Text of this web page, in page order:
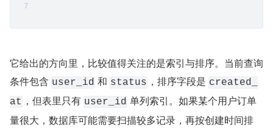
它给出的方向里，比较值得关注的是索引与排序。当前查询
条件包含 user_id 和 status ，排序字段是 created_
at ，但表里只有 user_id 单列索引。如果某个用户订单
量很大，数据库可能需要扫描较多记录，再按创建时间排